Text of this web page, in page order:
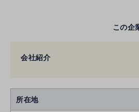
この企
会社紹介
所在地